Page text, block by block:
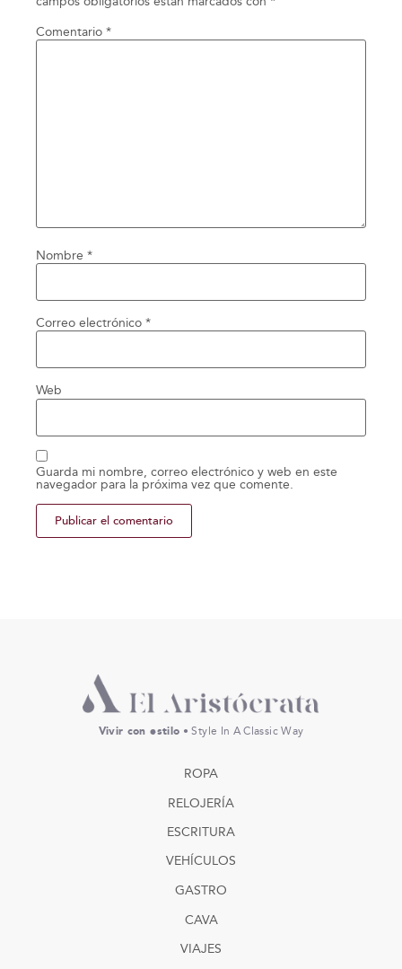
Comentario *
Nombre *
Correo electrónico *
Web
Guarda mi nombre, correo electrónico y web en este
navegador para la próxima vez que comente.
Vivir con estilo • Style In A Classic Way
ROPA
RELOJERÍA
ESCRITURA
VEHÍCULOS
GASTRO
CAVA
VIAJES